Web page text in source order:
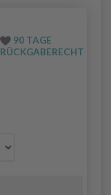
90 TAGE
RÜCKGABERECHT